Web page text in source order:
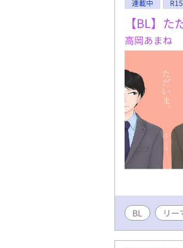
連載中 R15
【BL】た
高岡あまね
BL リー